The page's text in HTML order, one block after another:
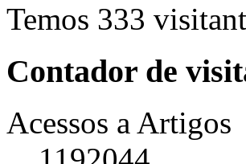
Temos 333
Contador de
Acessos a Artigos